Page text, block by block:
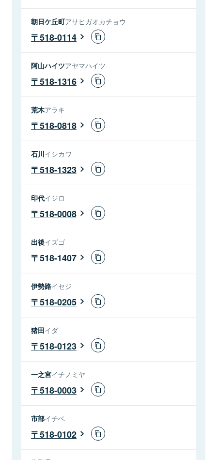
朝日ケ丘町アサヒガオカチョウ
518-0114
阿山ハイツアヤマハイツ
518-1316
荒木アラキ
518-0818
石川イシカワ
518-1323
印代イジロ
518-0008
出後イズゴ
518-1407
伊勢路イセジ
518-0205
猪田イダ
518-0123
一之宮イチノミヤ
518-0003
市部イチベ
518-0102